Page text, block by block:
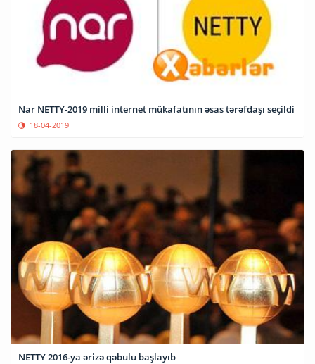
Nar NETTY-2019 milli internet mükafatının əsas tərəfdaşı seçildi
18-04-2019
NETTY 2016-ya ərizə qəbulu başlayıb